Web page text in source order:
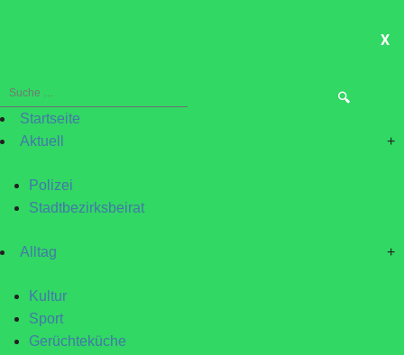
X
Suche
nach:Startseite
Aktuell
+
Polizei
Stadtbezirksbeirat
Alltag +
Kultur
Sport
Gerüchteküche